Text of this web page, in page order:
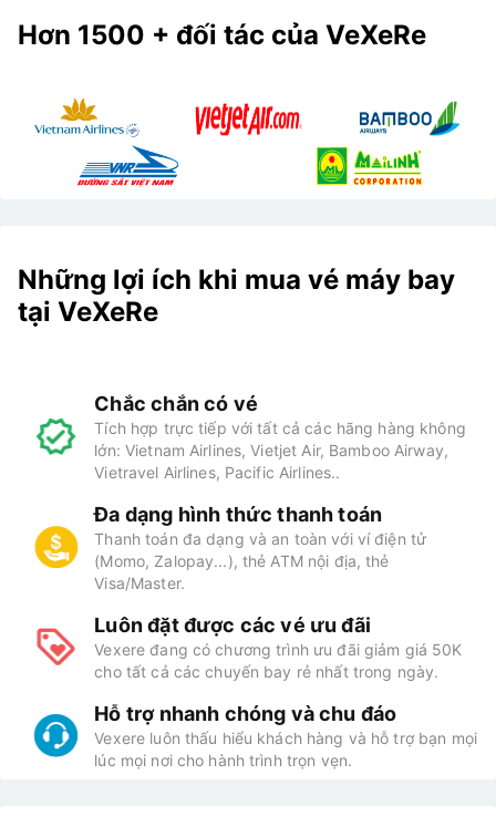
Hơn 1500 + đối tác của VeXeRe
Những lợi ích khi mua vé máy bay
tại VeXeRe
Chắc chắn có vé
Tích hợp trực tiếp với tất cả các hãng hàng không
lớn: Vietnam Airlines, Vietjet Air, Bamboo Airway,
Vietravel Airlines, Pacific Airlines..
Đa dạng hình thức thanh toán
Thanh toán đa dạng và an toàn với ví điện tử
(Momo, Zalopay...), thẻ ATM nội địa, thẻ
Visa/Master.
Luôn đặt được các vé ưu đãi
Vexere đang có chương trình ưu đãi giảm giá 50K
cho tất cả các chuyến bay rẻ nhất trong ngày.
Hỗ trợ nhanh chóng và chu đáo
Vexere luôn thấu hiểu khách hàng và hỗ trợ bạn mọi
lúc mọi nơi cho hành trình trọn vẹn.